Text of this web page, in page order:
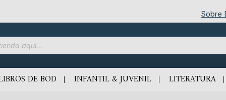
Sobre
DE BOD INFANTIL & JUVENIL LITERATURA